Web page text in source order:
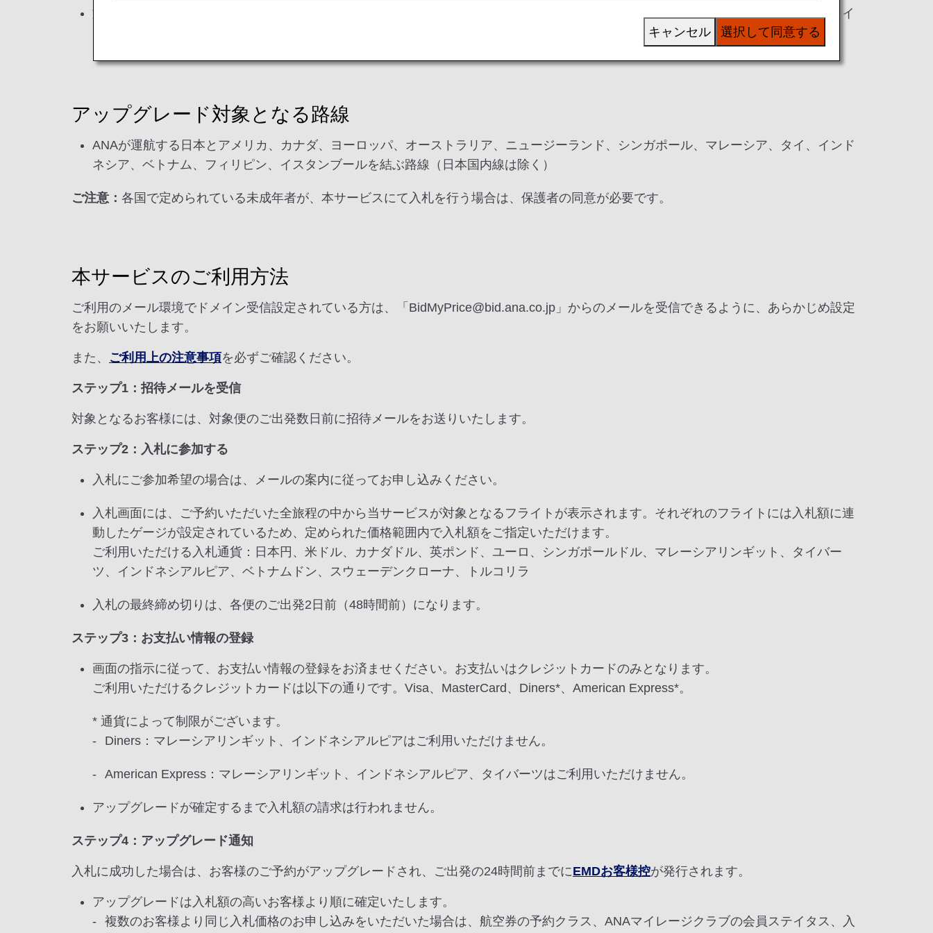
旅程のご出発国が、日本、アメリカ、カナダ、ヨーロッパ、オーストラリア、ニュージーランド、シンガポール、マレーシア、タイ、イ
アップグレード対象となる路線
ANAが運航する日本とアメリカ、カナダ、ヨーロッパ、オーストラリア、ニュージーランド、シンガポール、マレーシア、タイ、インド
ネシア、ベトナム、フィリピン、イスタンブールを結ぶ路線（日本国内線は除く）
ご注意： 各国で定められている未成年者が、本サービスにて入札を行う場合は、保護者の同意が必要です。
本サービスのご利用方法
ご利用のメール環境でドメイン受信設定されている方は、「BidMyPrice@bid.ana.co.jp」からのメールを受信できるように、あらかじめ設定
をお願いいたします。
また、 ご利用上の注意事項を必ずご確認ください。
ステップ1：招待メールを受信
対象となるお客様には、対象便のご出発数日前に招待メールをお送りいたします。
ステップ2：入札に参加する
入札にご参加希望の場合は、メールの案内に従ってお申し込みください。
入札画面には、ご予約いただいた全旅程の中から当サービスが対象となるフライトが表示されます。それぞれのフライトには入札額に連
動したゲージが設定されているため、定められた価格範囲内で入札額をご指定いただけます。
ご利用いただける入札通貨：日本円、米ドル、カナダドル、英ポンド、ユーロ、シンガポールドル、マレーシアリンギット、タイバー
ツ、インドネシアルピア、ベトナムドン、スウェーデンクローナ、トルコリラ
入札の最終締め切りは、各便のご出発2日前（48時間前）になります。
ステップ3：お支払い情報の登録
画面の指示に従って、お支払い情報の登録をお済ませください。お支払いはクレジットカードのみとなります。
ご利用いただけるクレジットカードは以下の通りです。Visa、MasterCard、Diners*、American Express*。
* 通貨によって制限がございます。
Diners：マレーシアリンギット、インドネシアルピアはご利用いただけません。
American Express：マレーシアリンギット、インドネシアルピア、タイバーツはご利用いただけません。
アップグレードが確定するまで入札額の請求は行われません。
ステップ4：アップグレード通知
入札に成功した場合は、お客様のご予約がアップグレードされ、ご出発の24時間前までにEMDお客様控が発行されます。
アップグレードは入札額の高いお客様より順に確定いたします。
複数のお客様より同じ入札価格のお申し込みをいただいた場合は、航空券の予約クラス、ANAマイレージクラブの会員ステイタス、入
選択して同意する
キャンセル